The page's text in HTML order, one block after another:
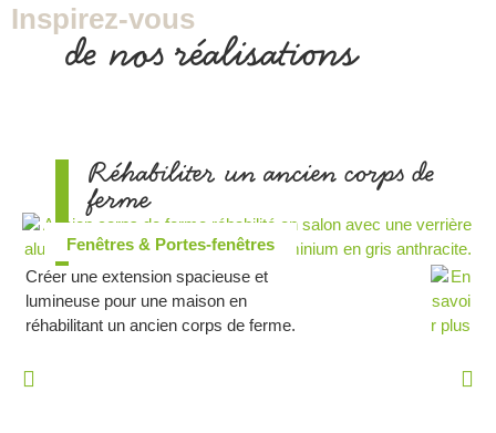
Inspirez-vous
de nos réalisations
Réhabiliter un ancien corps de
ferme
Fenêtres & Portes-fenêtres
Créer une extension spacieuse et
lumineuse pour une maison en
réhabilitant un ancien corps de ferme.